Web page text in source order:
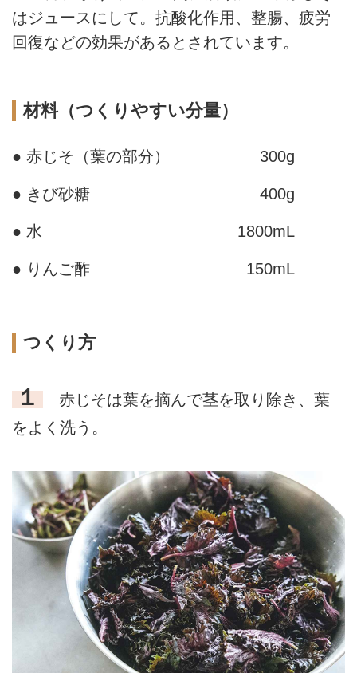
はジュースにして。抗酸化作用、整腸、疲労
回復などの効果があるとされています。
材料（つくりやすい分量）
● 赤じそ（葉の部分） 300g
● きび砂糖 400g
● 水 1800mL
● りんご酢 150mL
つくり方
１
赤じそは葉を摘んで茎を取り除き、葉
をよく洗う。